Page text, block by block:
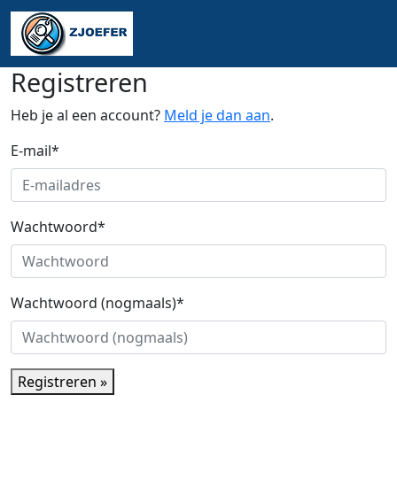
Registreren
Heb je al een account? Meld je dan aan.
E-mail*
Wachtwoord*
Wachtwoord (nogmaals)*
Registreren »